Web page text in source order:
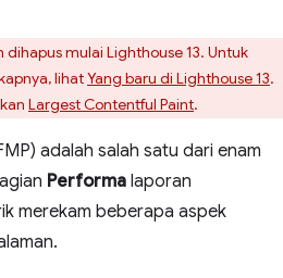
dihapus mulai Lighthouse 13. Untuk
lihatYang baru di Lighthouse 13.
Largest Contentful Paint.
adalah salah satu dari enam
Performa laporan
merekam beberapa aspek